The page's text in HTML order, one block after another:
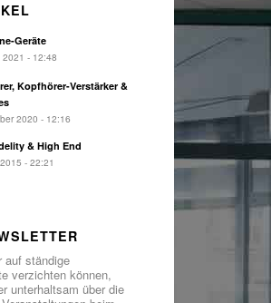
Geräte
2021 - 12:48
Kopfhörer-Verstärker &
2020 - 12:16
& High End
- 22:21
auf ständige
verzichten können,
unterhaltsam über die